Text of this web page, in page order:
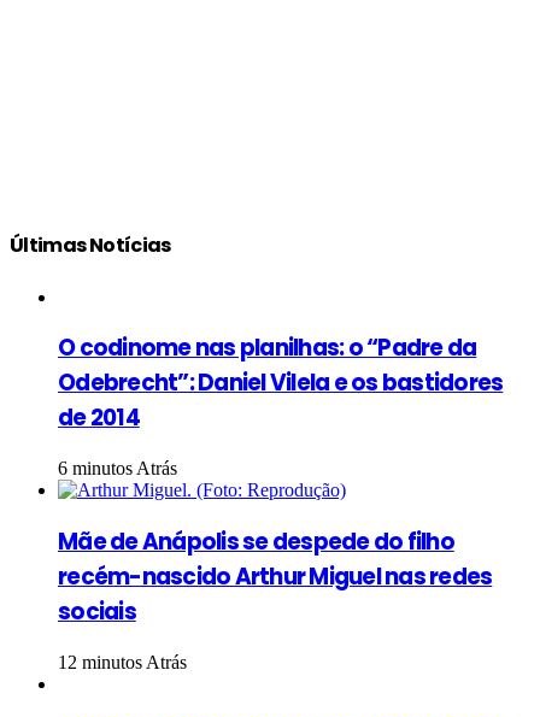
Últimas Notícias
O codinome nas planilhas: o “Padre da
Odebrecht”: Daniel Vilela e os bastidores
de 2014
6 minutos Atrás
Mãe de Anápolis se despede do filho
recém-nascido Arthur Miguel nas redes
sociais
12 minutos Atrás